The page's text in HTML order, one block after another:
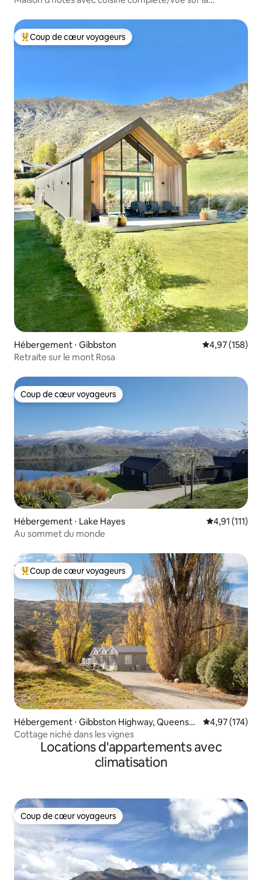
Coups de cœur voyageurs les plus appréciés
Coup de cœur voyageurs
Hébergement ⋅ Gibbston Évaluation
4,97 (158)
Retraite sur le mont Rosa
Coup de cœur voyageurs
Coup de cœur voyageurs
Hébergement ⋅ Lake Hayes Évaluation
4,91 (111)
Au sommet du monde
Coups de cœur voyageurs les plus appréciés
Coup de cœur voyageurs
Hébergement ⋅ Gibbston Highway, Queensto
wn
Évaluation
4,97 (174)
Cottage niché dans les vignes
Locations d'appartements avec
climatisation
Coup de cœur voyageurs
Coup de cœur voyageurs